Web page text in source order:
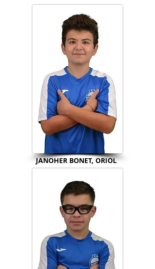
JANOHER BONET, ORIOL